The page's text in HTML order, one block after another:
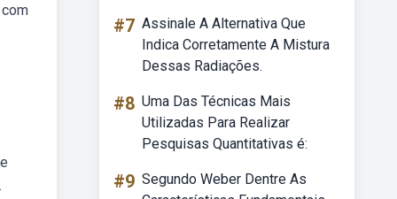
#7 Assinale A Alternativa Que
Indica Corretamente A Mistura
Dessas Radiações.
#8 Uma Das Técnicas Mais
Utilizadas Para Realizar
Pesquisas Quantitativas é:
#9 Segundo Weber Dentre As